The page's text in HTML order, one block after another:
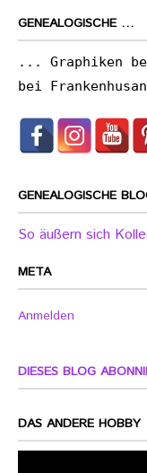
GENEALOGISCHE …
... Graphiken
bei
GENEALOGISCHE
So äußern sich
META
Anmelden
DIESES BLOG
DAS ANDERE HOBBY